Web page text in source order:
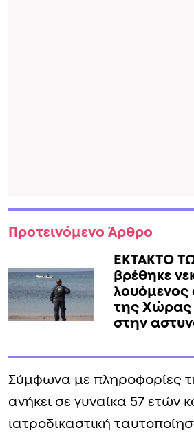
Προτεινόμενο Άρθρο
ΕΚΤΑΚΤΟ
βρέθηκε
λουόμενος
της Χώρας
στην
Σύμφωνα με πληροφορίες
ανήκει σε γυναίκα 57 ετών
ιατροδικαστική